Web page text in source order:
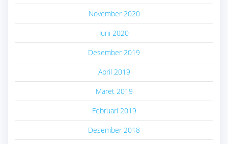
November 2020
Juni 2020
Desember 2019
April 2019
Maret 2019
Februari 2019
Desember 2018